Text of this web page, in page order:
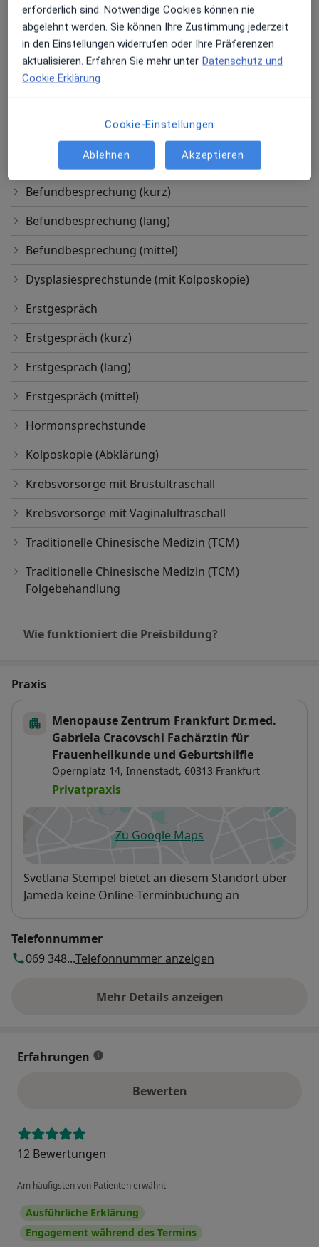
Akupunktur nach TCM ( Traditionelle chinesische
Medizin)
Allgemeine Sprechstunde
Opernplatz 14, Frankfurt
Cracovschi Fachärztin für Frauenheilkunde und
Geburtshilfle
Andere Leistungen
Befundbesprechung (kurz)
Befundbesprechung (lang)
Befundbesprechung (mittel)
Dysplasiesprechstunde (mit Kolposkopie)
Erstgespräch
Erstgespräch (kurz)
Erstgespräch (lang)
Erstgespräch (mittel)
Hormonsprechstunde
Kolposkopie (Abklärung)
Krebsvorsorge mit Brustultraschall
Krebsvorsorge mit Vaginalultraschall
Traditionelle Chinesische Medizin (TCM)
Traditionelle Chinesische Medizin (TCM)
Folgebehandlung
Wie funktioniert die Preisbildung?
Praxis
Menopause Zentrum Frankfurt Dr.med.
Gabriela Cracovschi Fachärztin für
Frauenheilkunde und Geburtshilfle
Opernplatz 14, Innenstadt, 60313 Frankfurt
Privatpraxis
Zu Google Mapsöffnet in einer neuen
Verfügbarkeit
Svetlana Stempel bietet an diesem Standort über
Jameda keine Online-Terminbuchung an
Telefonnummer
069 348...Telefonnummer anzeigen
Mehr Details anzeigen
über die Adresse
Erfahrungen
Bewerten
12 Bewertungen
Am häufigsten von Patienten erwähnt
Ausführliche Erklärung
Engagement während des Termins
erforderlich sind. Notwendige Cookies können nie
abgelehnt werden. Sie können Ihre Zustimmung jederzeit
in den Einstellungen widerrufen oder Ihre Präferenzen
aktualisieren. Erfahren Sie mehr unter Datenschutz und
Cookie Erklärung
Cookie-Einstellungen
Ablehnen Akzeptieren